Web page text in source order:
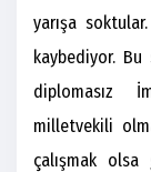
yarışa
kaybediyor.
diplomasız
milletvekili
çalışmak